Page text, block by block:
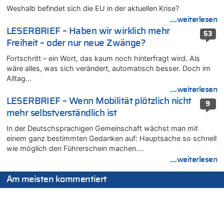
Belgier knackt Jackpot bei Lotterie EuroMillions und gewinnt
mehr als 111 Millionen €
08.08.2026 - 17:46 von Der Alte zu
Belgier knackt Jackpot bei Lotterie EuroMillions und gewinnt
mehr als 111 Millionen €
08.08.2026 - 17:45 von Der Alte zu
Zwölf Jahre nach Aachener Bankraub: 70-Jähriger gefasst
08.08.2026 - 17:43 von Der Alte zu
Leipzig, Mechernich und die Frage: Wer steckt hinter den
Drohnen mit Strengstoff? War es Russland?
08.08.2026 - 17:16 von Bingo zu
Zweite Hitzewelle in diesem Sommer ist jetzt amtlich
08.08.2026 - 16:20 von Russentrolle zu
Leipzig, Mechernich und die Frage: Wer steckt hinter den
08.08.2026 - 15:34 von JoKrings zu
Leipzig, Mechernich und die Frage: Wer steckt hinter den
Weshalb befindet sich die EU in der aktuellen Krise?
....weiterlesen
53
LESERBRIEF – Haben wir wirklich mehr
Freiheit – oder nur neue Zwänge?
Fortschritt – ein Wort, das kaum noch hinterfragt wird. Als
wäre alles, was sich verändert, automatisch besser. Doch im
Alltag…
....weiterlesen
9
LESERBRIEF – Wenn Mobilität plötzlich nicht
mehr selbstverständlich ist
In der Deutschsprachigen Gemeinschaft wächst man mit
einem ganz bestimmten Gedanken auf: Hauptsache so schnell
wie möglich den Führerschein machen….
....weiterlesen
Am meisten kommentiert